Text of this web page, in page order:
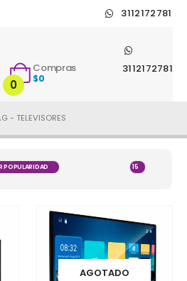
3112172781
3112172781
0
Compras
$0
- TELEVISORES
AGOTADO